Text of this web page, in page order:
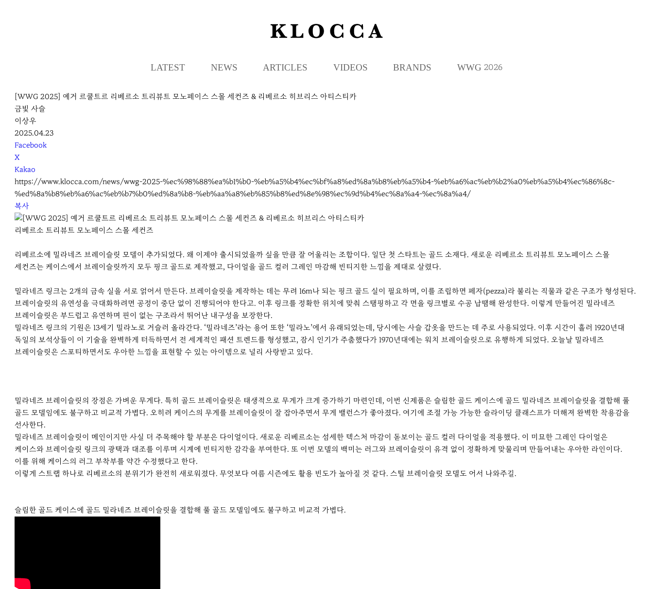
K
L
C
LATEST NEWS ARTICLES VIDEOS BRANDS WWG 2026
[WWG 2025] 예거 르쿨트르 리베르소 트리뷰트 모노페이스 스몰 세컨즈 & 리베르소 히브리스 아티스티카
금빛 사슬
이상우
2025.04.23
S
N
S
S
h
a
r
e
Facebook
X
Kakao
https://www.klocca.com/news/wwg-2025-%ec%98%88%ea%b1%b0-%eb%a5%b4%ec%bf%a8%ed%8a%b8%eb%a5%b4-%eb%a6%ac%eb%b2%a0%eb%a5%b4%ec%86%8c-
%ed%8a%b8%eb%a6%ac%eb%b7%b0%ed%8a%b8-%eb%aa%a8%eb%85%b8%ed%8e%98%ec%9d%b4%ec%8a%a4-%ec%8a%a4/
복사
리베르소 트리뷰트 모노페이스 스몰 세컨즈
리베르소에 밀라네즈 브레이슬릿 모델이 추가되었다. 왜 이제야 출시되었을까 싶을 만큼 잘 어울리는 조합이다. 일단 첫 스타트는 골드 소재다. 새로운 리베르소 트리뷰트 모노페이스 스몰
세컨즈는 케이스에서 브레이슬릿까지 모두 핑크 골드로 제작했고, 다이얼을 골드 컬러 그레인 마감해 빈티지한 느낌을 제대로 살렸다.
밀라네즈 링크는 2개의 금속 실을 서로 얽어서 만든다. 브레이슬릿을 제작하는 데는 무려 16m나 되는 핑크 골드 실이 필요하며, 이를 조립하면 페자(pezza)라 불리는 직물과 같은 구조가 형성된다.
브레이슬릿의 유연성을 극대화하려면 공정이 중단 없이 진행되어야 한다고. 이후 링크를 정확한 위치에 맞춰 스탬핑하고 각 면을 링크별로 수공 납땜해 완성한다. 이렇게 만들어진 밀라네즈
브레이슬릿은 부드럽고 유연하며 핀이 없는 구조라서 뛰어난 내구성을 보장한다.
밀라네즈 링크의 기원은 13세기 밀라노로 거슬러 올라간다. ‘밀라네즈’라는 용어 또한 ‘밀라노’에서 유래되었는데, 당시에는 사슬 갑옷을 만드는 데 주로 사용되었다. 이후 시간이 흘러 1920년대
독일의 보석상들이 이 기술을 완벽하게 터득하면서 전 세계적인 패션 트렌드를 형성했고, 잠시 인기가 주춤했다가 1970년대에는 워치 브레이슬릿으로 유행하게 되었다. 오늘날 밀라네즈
브레이슬릿은 스포티하면서도 우아한 느낌을 표현할 수 있는 아이템으로 널리 사랑받고 있다.
밀라네즈 브레이슬릿의 장점은 가벼운 무게다. 특히 골드 브레이슬릿은 태생적으로 무게가 크게 증가하기 마련인데, 이번 신제품은 슬림한 골드 케이스에 골드 밀라네즈 브레이슬릿을 결합해 풀
골드 모델임에도 불구하고 비교적 가볍다. 오히려 케이스의 무게를 브레이슬릿이 잘 잡아주면서 무게 밸런스가 좋아졌다. 여기에 조절 가능 가능한 슬라이딩 클래스프가 더해져 완벽한 착용감을
선사한다.
밀라네즈 브레이슬릿이 메인이지만 사실 더 주목해야 할 부분은 다이얼이다. 새로운 리베르소는 섬세한 텍스처 마감이 돋보이는 골드 컬러 다이얼을 적용했다. 이 미묘한 그레인 다이얼은
케이스와 브레이슬릿 링크의 광택과 대조를 이루며 시계에 빈티지한 감각을 부여한다. 또 이번 모델의 백미는 러그와 브레이슬릿이 유격 없이 정확하게 맞물리며 만들어내는 우아한 라인이다.
이를 위해 케이스의 러그 부착부를 약간 수정했다고 한다.
이렇게 스트랩 하나로 리베르소의 분위기가 완전히 새로워졌다. 무엇보다 여름 시즌에도 활용 빈도가 높아질 것 같다. 스틸 브레이슬릿 모델도 어서 나와주길.
슬림한 골드 케이스에 골드 밀라네즈 브레이슬릿을 결합해 풀 골드 모델임에도 불구하고 비교적 가볍다.